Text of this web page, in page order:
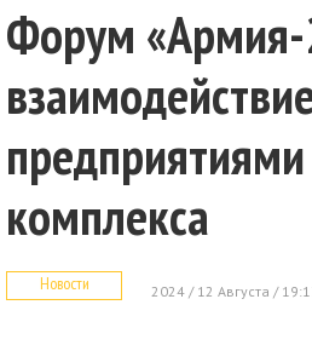
Форум «Армия-
комплекса
Новости 2024 / 12 Августа /